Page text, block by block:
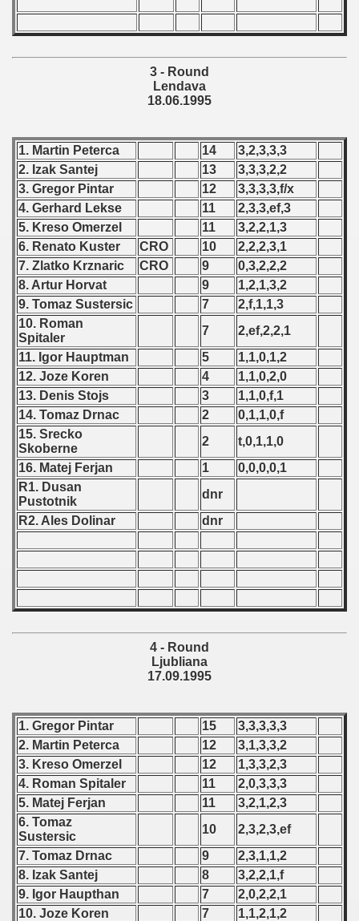
3 - Round
Lendava
18.06.1995
1. Martin Peterca 14
3,2,3,3,3
2. Izak Santej
13
3,3,3,2,2
3. Gregor Pintar
12
3,3,3,3,f/x
4. Gerhard Lekse
11
2,3,3,ef,3
5. Kreso Omerzel
11
3,2,2,1,3
6. Renato Kuster
CRO 10
2,2,2,3,1
7. Zlatko Krznaric
CRO 9
0,3,2,2,2
8. Artur Horvat
9
1,2,1,3,2
9. Tomaz Sustersic
7
2,f,1,1,3
10. Roman
Spitaler
7
2,ef,2,2,1
11. Igor Hauptman
5
1,1,0,1,2
12. Joze Koren
4
1,1,0,2,0
13. Denis Stojs
3
1,1,0,f,1
14. Tomaz Drnac
2
0,1,1,0,f
15. Srecko
Skoberne
2
t,0,1,1,0
16. Matej Ferjan
1
0,0,0,0,1
R1. Dusan
Pustotnik
dnr
R2. Ales Dolinar
dnr
4 - Round
Ljubliana
17.09.1995
1. Gregor Pintar 15
3,3,3,3,3
2. Martin Peterca
12
3,1,3,3,2
3. Kreso Omerzel
12
1,3,3,2,3
4. Roman Spitaler
11
2,0,3,3,3
5. Matej Ferjan
11
3,2,1,2,3
6. Tomaz
Sustersic
10
2,3,2,3,ef
7. Tomaz Drnac
9
2,3,1,1,2
8. Izak Santej
8
3,2,2,1,f
9. Igor Haupthan
7
2,0,2,2,1
10. Joze Koren
7
1,1,2,1,2
- 1988
- 1991
- 1992
- 1993
- 1994
- 1995
qualifications) - 1995
Qualifications) - 1995
- 1995
- 1995
Qualification) - 1995
- 1995
round) - 1995
- 1995
- 1995
- 1995
qualifying) - 1995
- 1995
Qualification) - 1995
round) - 1995